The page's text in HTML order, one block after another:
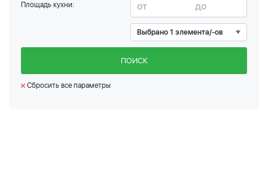
Площадь кухни:
Выбрано 1 элемента/-ов
ПОИСК
Сбросить все параметры